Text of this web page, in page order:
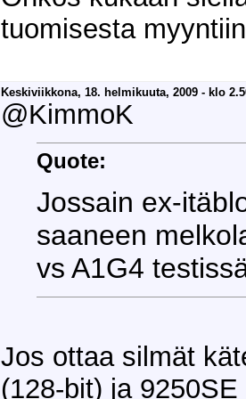
tuomisesta
Keskiviikkona, 18. helmikuuta, 2009 - klo
@KimmoK
Quote:
Jossain ex-
saaneen
vs A1G4
Jos ottaa silmät
(128-bit) ja